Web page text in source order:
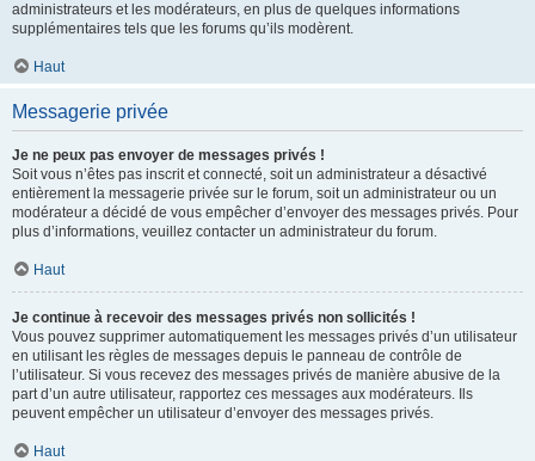
administrateurs et les modérateurs, en plus de quelques informations
supplémentaires tels que les forums qu’ils modèrent.
Haut
Messagerie privée
Je ne peux pas envoyer de messages privés !
Soit vous n’êtes pas inscrit et connecté, soit un administrateur a désactivé
entièrement la messagerie privée sur le forum, soit un administrateur ou un
modérateur a décidé de vous empêcher d’envoyer des messages privés. Pour
plus d’informations, veuillez contacter un administrateur du forum.
Haut
Je continue à recevoir des messages privés non sollicités !
Vous pouvez supprimer automatiquement les messages privés d’un utilisateur
en utilisant les règles de messages depuis le panneau de contrôle de
l’utilisateur. Si vous recevez des messages privés de manière abusive de la
part d’un autre utilisateur, rapportez ces messages aux modérateurs. Ils
peuvent empêcher un utilisateur d’envoyer des messages privés.
Haut